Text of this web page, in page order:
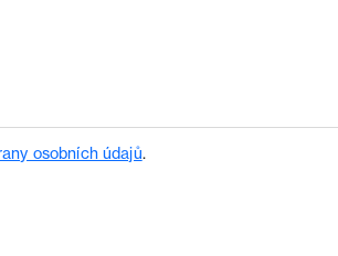
osobních údajů.